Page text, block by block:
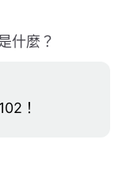
什麼？
！